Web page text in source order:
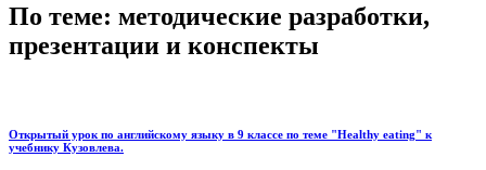
По теме: методические разработки,
презентации и конспекты
Открытый урок по английскому языку в 9 классе по теме "Healthy eating" к
учебнику Кузовлева.